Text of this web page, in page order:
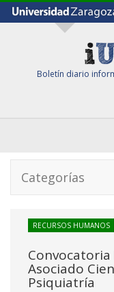
Boletín diario
Categorías
RECURSOS HUMANOS
Asociado
Psiquiatría